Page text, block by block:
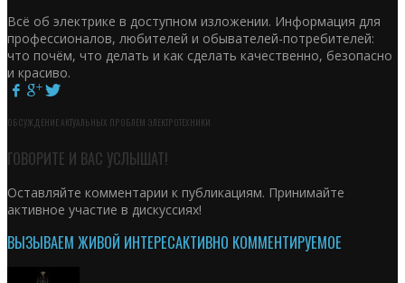
Всё об электрике в доступном изложении. Информация для
профессионалов, любителей и обывателей-потребителей:
что почём, что делать и как сделать качественно, безопасно
и красиво.
ОБСУЖДЕНИЕ АКТУАЛЬНЫХ ПРОБЛЕМ ЭЛЕКТРОТЕХНИКИ
ГОВОРИТЕ И ВАС УСЛЫШАТ!
Оставляйте комментарии к публикациям. Принимайте
активное участие в дискуссиях!
ВЫЗЫВАЕМ ЖИВОЙ ИНТЕРЕСАКТИВНО КОММЕНТИРУЕМОЕ